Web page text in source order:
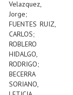
Velazquez,
Jorge;
FUENTES RUIZ,
CARLOS;
ROBLERO
HIDALGO,
RODRIGO;
BECERRA
SORIANO,